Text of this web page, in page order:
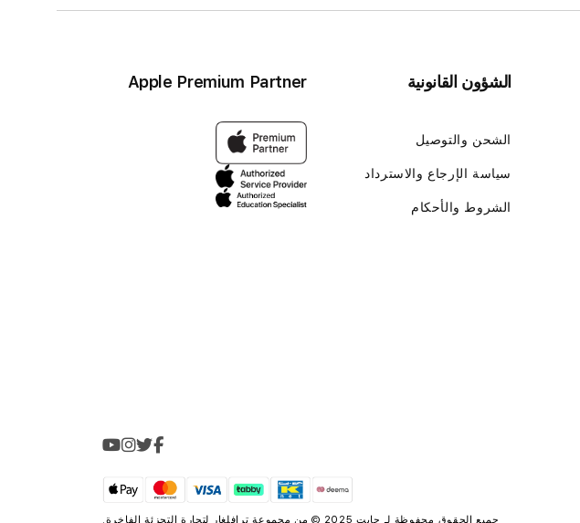
الشؤون القانونية
الشحن والتوصيل
سياسة الإرجاع والاسترداد
الشروط والأحكام
Apple Premium Partner
جميع الحقوق محفوظة لـ جايت 2025 © من مجموعة ترافلغار لتجارة التجزئة الفاخرة.